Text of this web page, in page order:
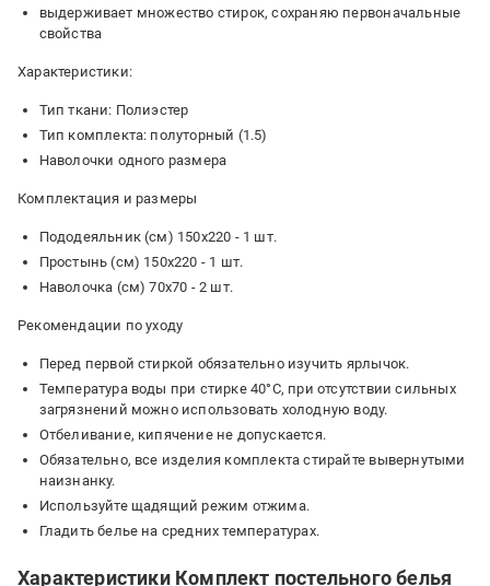
выдерживает множество стирок, сохраняю первоначальные
свойства
Характеристики:
Тип ткани: Полиэстер
Тип комплекта: полуторный (1.5)
Наволочки одного размера
Комплектация и размеры
Пододеяльник (см) 150х220 - 1 шт.
Простынь (см) 150х220 - 1 шт.
Наволочка (см) 70х70 - 2 шт.
Рекомендации по уходу
Перед первой стиркой обязательно изучить ярлычок.
Температура воды при стирке 40°C, при отсутствии сильных
загрязнений можно использовать холодную воду.
Отбеливание, кипячение не допускается.
Обязательно, все изделия комплекта стирайте вывернутыми
наизнанку.
Используйте щадящий режим отжима.
Гладить белье на средних температурах.
Характеристики Комплект постельного белья